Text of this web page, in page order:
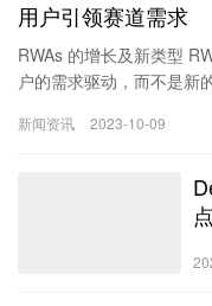
用户引领赛道需求
RWAs 的增长及新类型
户的需求驱动，而不是新
编译：深潮 TechFlow
例。虽然稳定币和代币化
美国国债等其他类型的
新闻资讯 2023-10-09